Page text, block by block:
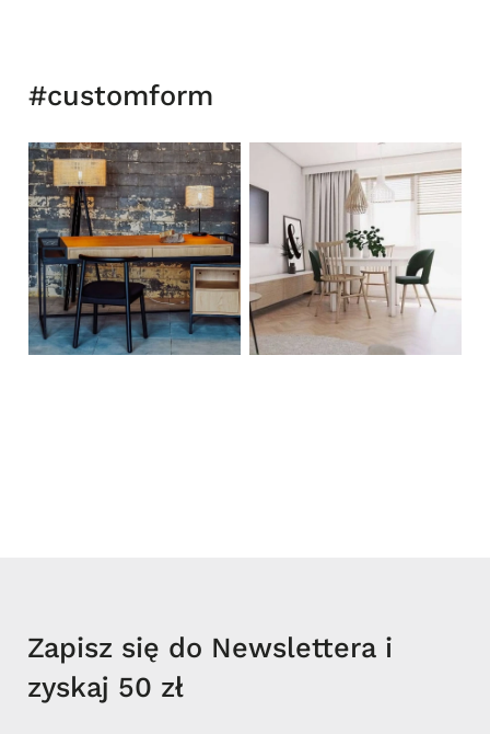
#customform
Zapisz się do Newslettera i
zyskaj 50 zł